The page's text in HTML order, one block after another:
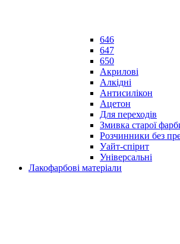
646
647
650
Акрилові
Алкідні
Антисилікон
Ацетон
Для переходів
Змивка старої
Розчинники без
Уайт-спірит
Універсальні
Лакофарбові матеріали